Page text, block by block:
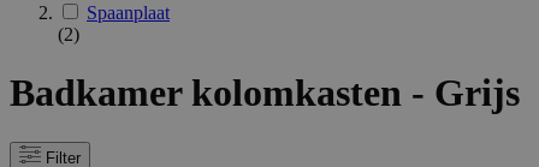
Spaanplaat
(2)
Badkamer kolomkasten - Grijs
Filter